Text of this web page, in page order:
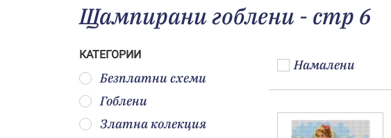
Щампирани гоблени - стр 6
КАТЕГОРИИ
Безплатни схеми
Гоблени
Златна колекция
Намалени